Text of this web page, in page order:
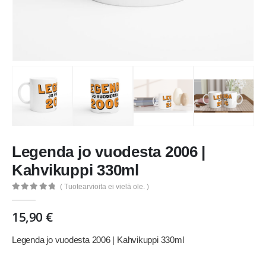
Legenda jo vuodesta 2006 |
Kahvikuppi 330ml
( Tuotearvioita ei vielä ole. )
15,90 €
Legenda jo vuodesta 2006 | Kahvikuppi 330ml